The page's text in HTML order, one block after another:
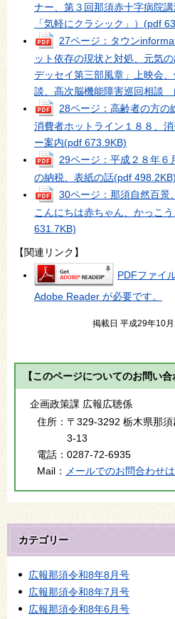
ナー、第３回那須赤十字病院
「気軽にクラシック」） (pdf
27ページ：タウン
ット依存の現状と対処、元気
デッセイ第三部風章」上映会
談、高次脳機能障害巡回相談
28ページ：高齢者の方の
消費者ホットライン１８８、
ー案内(pdf 673.9KB)
29ページ：平成２８年６
の納税、表紙の話(pdf 498.2KB)
30ページ：那須自然百景
こんにちは赤ちゃん、かっこ
631.7KB)
【関連リンク】
PDFファイ
Adobe Reader が必要です。
掲載日 平成29年10月
【このページについてのお問い合
企画政策課 広報広聴係
住所： 〒329-3292 栃木県那
3-13
電話： 0287-72-6935
Mail：
メールでのお問合わせ
カテゴリー
広報那須令和8年8月号
広報那須令和8年7月号
広報那須令和8年6月号